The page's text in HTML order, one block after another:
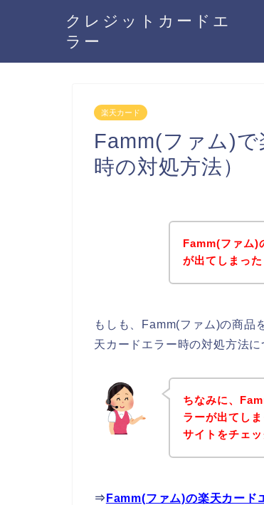
クレジットカードエ
ラー
楽天カード
Famm(ファム)
時の対処方法）
Famm(ファム)
が出てしまっ
もしも、Famm(ファム)の商品
天カードエラー時の対処方法
ちなみに、
ラーが出てし
サイトをチェ
⇒ Famm(ファム)の楽天カード